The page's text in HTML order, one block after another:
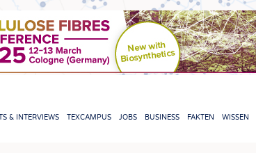
& INTERVIEWS TEXCAMPUS JOBS BUSINESS FAKTEN WISSEN